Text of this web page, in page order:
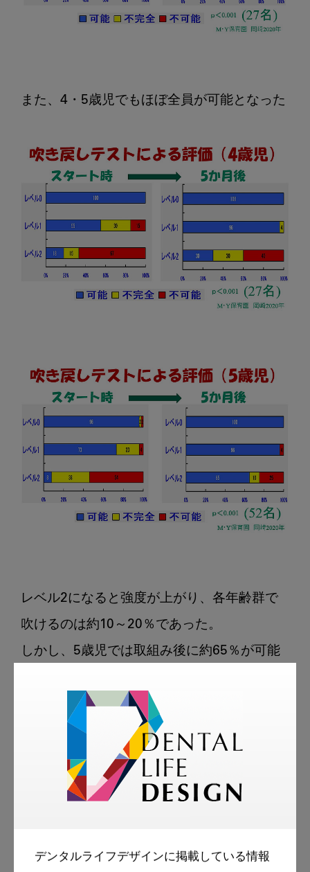
デンタルライフデザインに掲載している情報
また、4・5歳児でもほぼ全員が可能となった
レベル2になると強度が上がり、各年齢群で
吹けるのは約10～20％であった。
しかし、5歳児では取組み後に約65％が可能
以上の様に、"口遊び"により小児の口腔機能
が向上することがわかる。
また、これらのテストは、その客観的指標に
なることがわかる。